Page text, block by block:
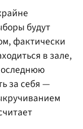
будут
фактически
в зале,
за себя —